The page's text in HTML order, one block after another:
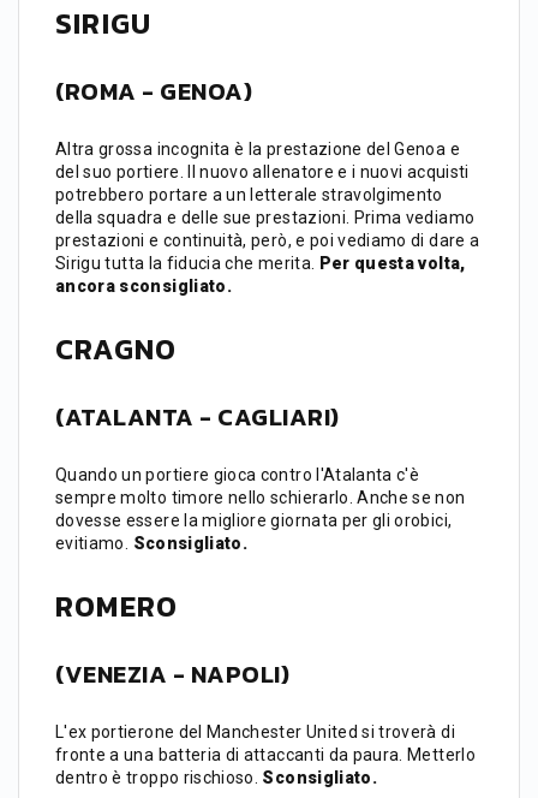
SIRIGU
(ROMA - GENOA)
Altra grossa incognita è la prestazione del Genoa e
del suo portiere. Il nuovo allenatore e i nuovi acquisti
potrebbero portare a un letterale stravolgimento
della squadra e delle sue prestazioni. Prima vediamo
prestazioni e continuità, però, e poi vediamo di dare a
Sirigu tutta la fiducia che merita. Per questa volta,
ancora sconsigliato.
CRAGNO
(ATALANTA - CAGLIARI)
Quando un portiere gioca contro l'Atalanta c'è
sempre molto timore nello schierarlo. Anche se non
dovesse essere la migliore giornata per gli orobici,
evitiamo. Sconsigliato.
ROMERO
(VENEZIA - NAPOLI)
L'ex portierone del Manchester United si troverà di
fronte a una batteria di attaccanti da paura. Metterlo
dentro è troppo rischioso. Sconsigliato.